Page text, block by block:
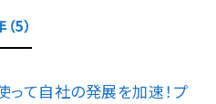
5）
て自社の発展を加速！プ